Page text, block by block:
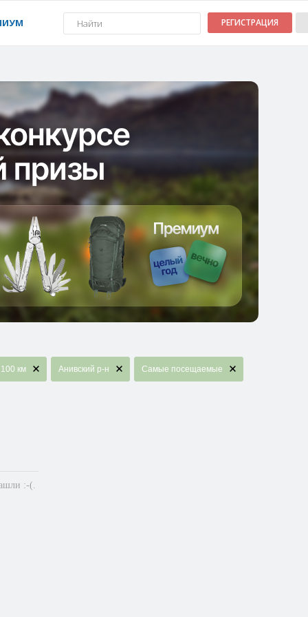
РЕГИСТРАЦИЯ
км Анивский р-н Самые посещаемые
:-(.